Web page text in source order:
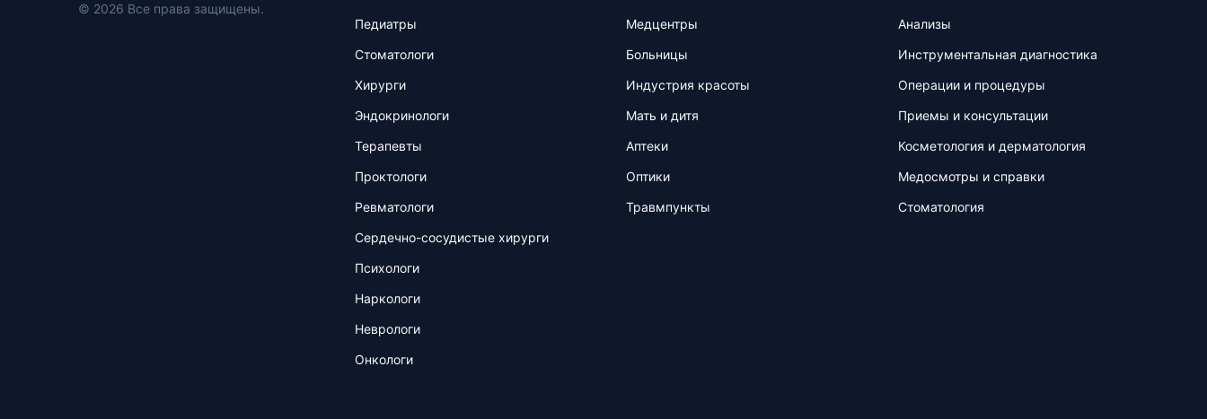
© 2026 Все права защищены.
Педиатры
Стоматологи
Хирурги
Эндокринологи
Терапевты
Проктологи
Ревматологи
Сердечно-сосудистые хирурги
Психологи
Наркологи
Неврологи
Онкологи
Медцентры
Больницы
Индустрия красоты
Мать и дитя
Аптеки
Оптики
Травмпункты
Анализы
Инструментальная диагностика
Операции и процедуры
Приемы и консультации
Косметология и дерматология
Медосмотры и справки
Стоматология